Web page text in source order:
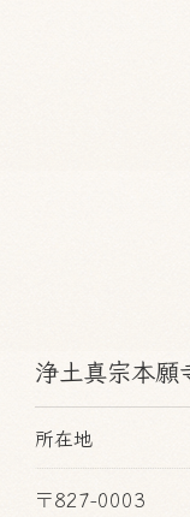
浄土真宗本
所在地
〒827-0003